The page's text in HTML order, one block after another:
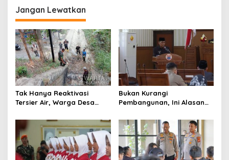
Jangan Lewatkan
Tak Hanya Reaktivasi
Tersier Air, Warga Desa
Alternatif di Padalarang
Bukan Kurangi
Pembangunan, Ini Alasan
Pengurangan Belanja
Daerah